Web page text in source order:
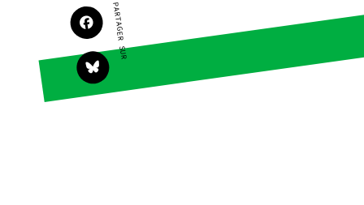
Actualités
Espace presse
Publications
Contact
Groupes locaux
PARTAGER SUR